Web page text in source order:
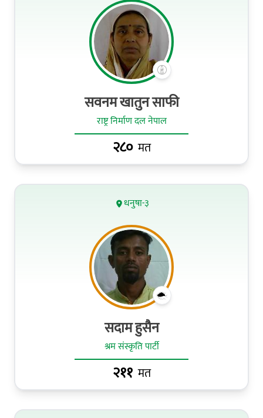
सवनम खातुन साफी
राष्ट्र निर्माण दल नेपाल
२८० मत
धनुषा-३
सदाम हुसैन
श्रम संस्कृति पार्टी
२११ मत